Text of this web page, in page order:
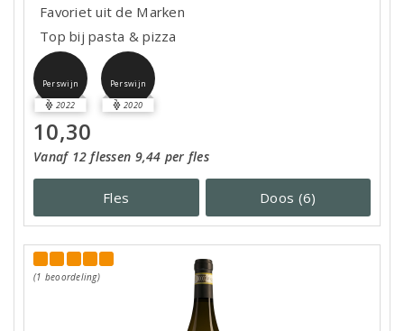
Favoriet uit de Marken
Top bij pasta & pizza
Perswijn
2022
Perswijn
2020
10,30
Vanaf 12 flessen 9,44 per fles
Fles Doos (6)
(1 beoordeling)